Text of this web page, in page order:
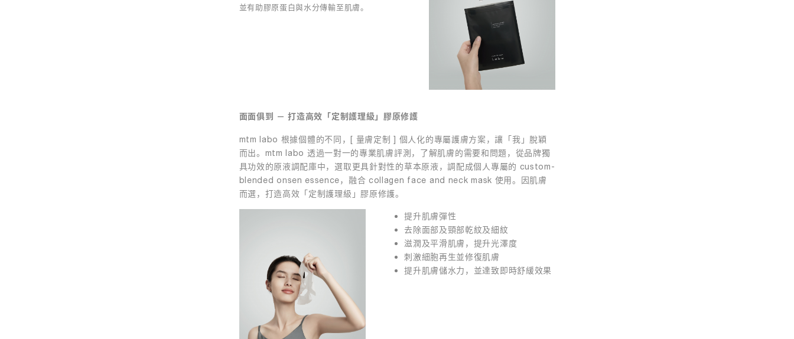
並有助膠原蛋白與水分傳輸至肌膚。
面面俱到 — 打造高效「定制護理級」膠原修護
mtm labo 根據個體的不同，[ 量膚定制 ] 個人化的專屬護膚方案，讓「我」脫穎
而出。mtm labo 透過一對一的專業肌膚評測，了解肌膚的需要和問題，從品牌獨
具功效的原液調配庫中，選取更具針對性的草本原液，調配成個人專屬的 custom-
blended onsen essence，融合 collagen face and neck mask 使用。因肌膚
而選，打造高效「定制護理級」膠原修護。
提升肌膚彈性
去除面部及頸部乾紋及細紋
滋潤及平滑肌膚，提升光澤度
刺激細胞再生並修復肌膚
提升肌膚儲水力，並達致即時舒緩效果